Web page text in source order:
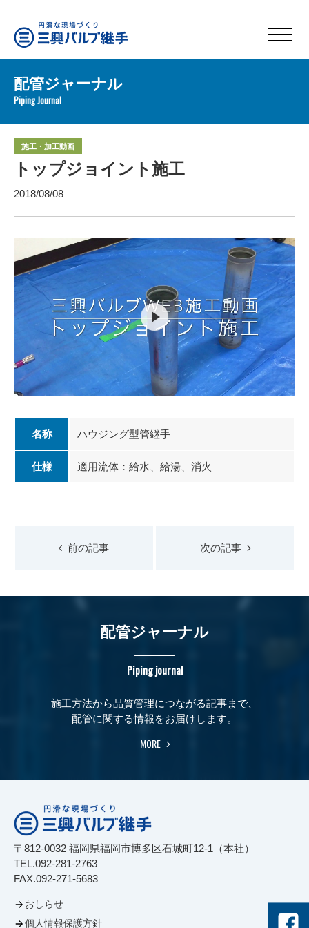
配管ジャーナル
Piping Journal
施工・加工動画
トップジョイント施工
2018/08/08
名称 ハウジング型管継手
仕様 適用流体：給水、給湯、消火
前の記事 次の記事
配管ジャーナル
Piping journal
施工方法から品質管理につながる記事まで、
配管に関する情報をお届けします。
MORE
〒812-0032 福岡県福岡市博多区石城町12-1（本社）
TEL.092-281-2763
FAX.092-271-5683
おしらせ
個人情報保護方針